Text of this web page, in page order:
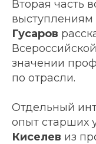
Вторая часть
Гусаров
значении
по отрасли.
Отдельный
опыт старших
Киселев из